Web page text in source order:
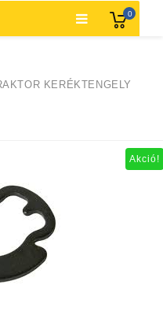
0
KERÉKTENGELY
Akció!